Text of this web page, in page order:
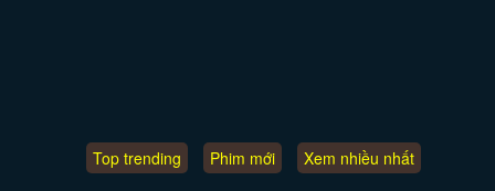
Top trending Phim mới Xem nhiều nhất